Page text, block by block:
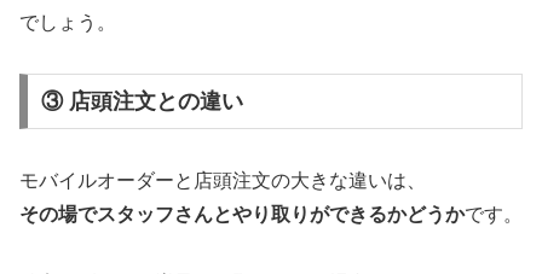
でしょう。
③ 店頭注文との違い
モバイルオーダーと店頭注文の大きな違いは、
その場でスタッフさんとやり取りができるかどうかです。